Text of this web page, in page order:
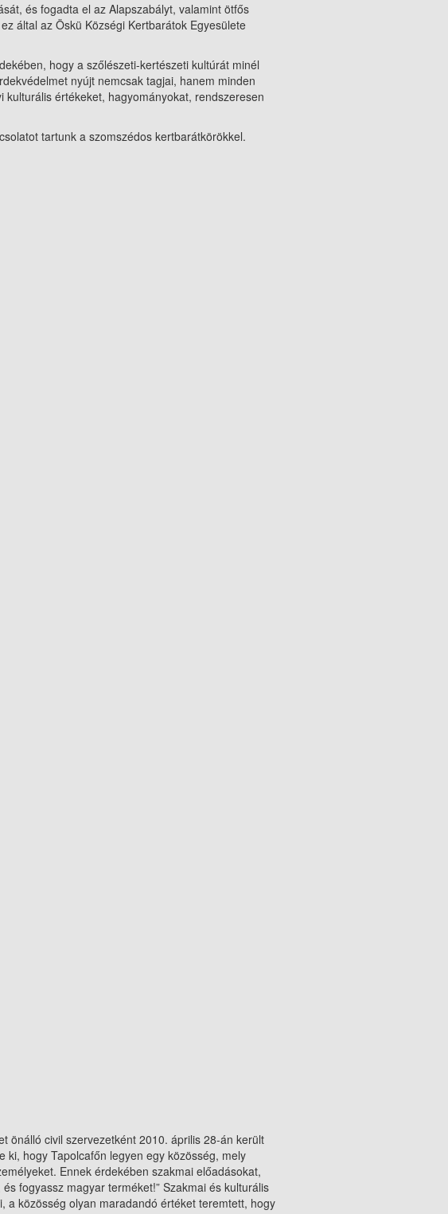
és fogadta el az Alapszabályt, valamint ötfős
által az Öskü Községi Kertbarátok Egyesülete
hogy a szőlészeti-kertészeti kultúrát minél
nyújt nemcsak tagjai, hanem minden
értékeket, hagyományokat, rendszeresen
tartunk a szomszédos kertbarátkörökkel.
önálló civil szervezetként 2010. április 28-án került
hogy Tapolcafőn legyen egy közösség, mely
Ennek érdekében szakmai előadásokat,
fogyassz magyar terméket!” Szakmai és kulturális
a közösség olyan maradandó értéket teremtett, hogy